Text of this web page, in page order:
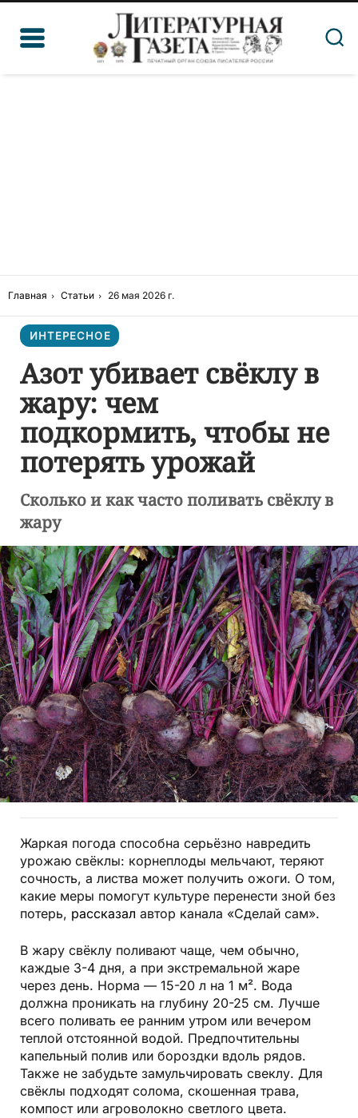
Главная Статьи 26 мая 2026 г.
ИНТЕРЕСНОЕ
Азот убивает свёклу в
жару: чем
подкормить, чтобы не
потерять урожай
Сколько и как часто поливать свёклу в
жару
Жаркая погода способна серьёзно навредить
урожаю свёклы: корнеплоды мельчают, теряют
сочность, а листва может получить ожоги. О том,
какие меры помогут культуре перенести зной без
потерь, рассказал автор канала «Сделай сам».
В жару свёклу поливают чаще, чем обычно,
каждые 3-4 дня, а при экстремальной жаре
через день. Норма — 15-20 л на 1 м². Вода
должна проникать на глубину 20-25 см. Лучше
всего поливать ее ранним утром или вечером
теплой отстоянной водой. Предпочтительны
капельный полив или бороздки вдоль рядов.
Также не забудьте замульчировать свеклу. Для
свёклы подходят солома, скошенная трава,
компост или агроволокно светлого цвета.